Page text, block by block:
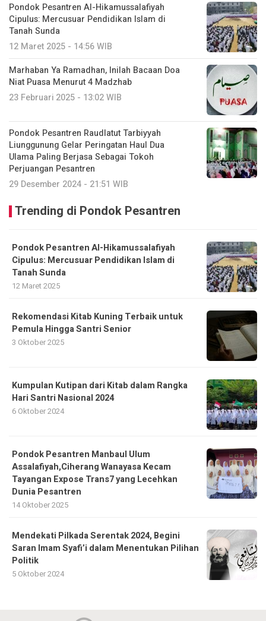
Pondok Pesantren Al-Hikamussalafiyah
Cipulus: Mercusuar Pendidikan Islam di
Tanah Sunda
12 Maret 2025 - 14:56 WIB
Marhaban Ya Ramadhan, Inilah Bacaan Doa
Niat Puasa Menurut 4 Madzhab
23 Februari 2025 - 13:02 WIB
Pondok Pesantren Raudlatut Tarbiyyah
Liunggunung Gelar Peringatan Haul Dua
Ulama Paling Berjasa Sebagai Tokoh
Perjuangan Pesantren
29 Desember 2024 - 21:51 WIB
Trending di Pondok Pesantren
Pondok Pesantren Al-Hikamussalafiyah
Cipulus: Mercusuar Pendidikan Islam di
Tanah Sunda
12 Maret 2025
Rekomendasi Kitab Kuning Terbaik untuk
Pemula Hingga Santri Senior
3 Oktober 2025
Kumpulan Kutipan dari Kitab dalam Rangka
Hari Santri Nasional 2024
6 Oktober 2024
Pondok Pesantren Manbaul Ulum
Assalafiyah,Ciherang Wanayasa Kecam
Tayangan Expose Trans7 yang Lecehkan
Dunia Pesantren
14 Oktober 2025
Mendekati Pilkada Serentak 2024, Begini
Saran Imam Syafi’i dalam Menentukan Pilihan
Politik
5 Oktober 2024